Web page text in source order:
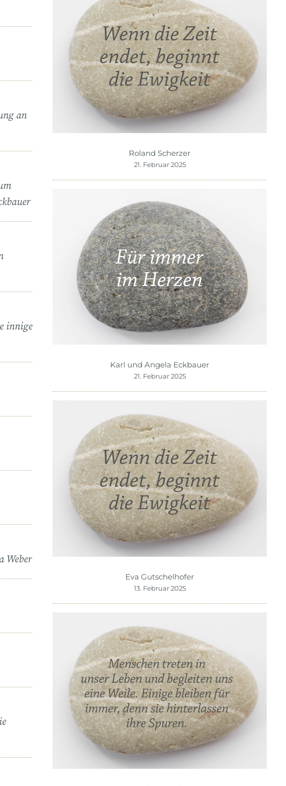
an
innige
Weber
Roland Scherzer
21. Februar 2025
Karl und Angela Eckbauer
21. Februar 2025
Eva Gutschelhofer
13. Februar 2025